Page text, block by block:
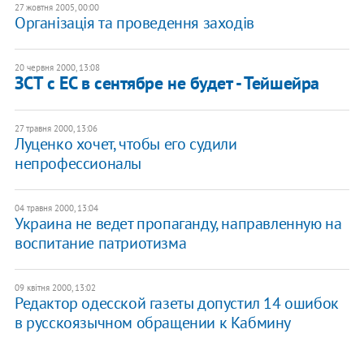
27 жовтня 2005, 00:00
Організація та проведення заходів
20 червня 2000, 13:08
ЗСТ с ЕС в сентябре не будет - Тейшейра
27 травня 2000, 13:06
Луценко хочет, чтобы его судили
непрофессионалы
04 травня 2000, 13:04
Украина не ведет пропаганду, направленную на
воспитание патриотизма
09 квітня 2000, 13:02
Редактор одесской газеты допустил 14 ошибок
в русскоязычном обращении к Кабмину